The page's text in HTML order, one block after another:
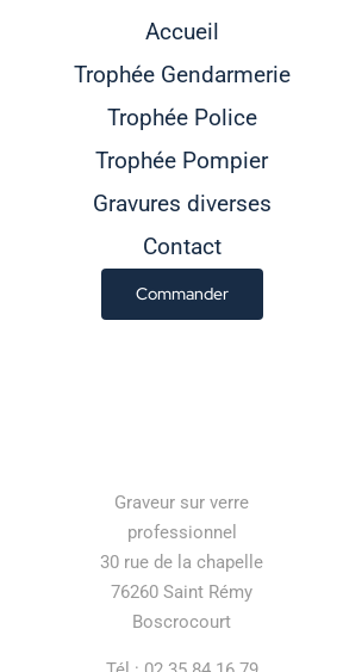
Accueil
Trophée Gendarmerie
Trophée Police
Trophée Pompier
Gravures diverses
Contact
Commander
Graveur sur verre
professionnel
30 rue de la chapelle
76260 Saint Rémy
Boscrocourt